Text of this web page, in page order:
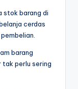
stok barang di
cerdas
barang
tak perlu sering